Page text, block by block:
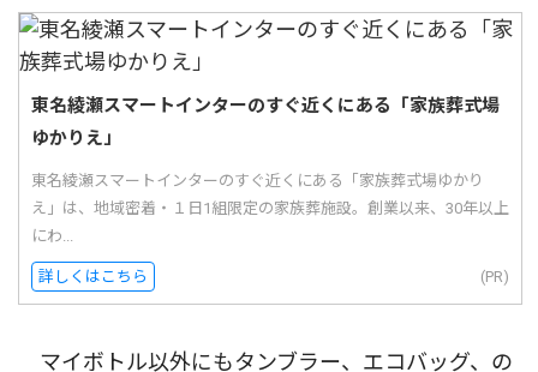
東名綾瀬スマートインターのすぐ近くにある「家族葬式場
ゆかりえ」
東名綾瀬スマートインターのすぐ近くにある「家族葬式場ゆかり
え」は、地域密着・１日1組限定の家族葬施設。創業以来、30年以上
にわ...
詳しくはこちら (PR)
マイボトル以外にもタンブラー、エコバッグ、の